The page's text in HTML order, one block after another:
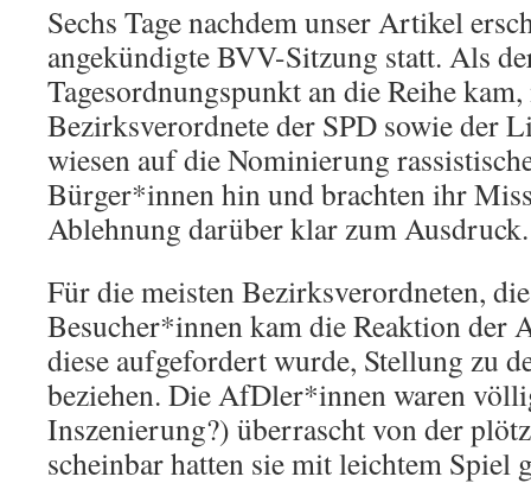
Sechs Tage nachdem unser Artikel
angekündigte BVV-Sitzung statt. Als
Tagesordnungspunkt an die Reihe
Bezirksverordnete der SPD sowie der
wiesen auf die Nominierung
Bürger*innen hin und brachten ihr
Ablehnung darüber klar zum Ausdruck.
Für die meisten Bezirksverordneten,
Besucher*innen kam die Reaktion der
diese aufgefordert wurde, Stellung zu
beziehen. Die AfDler*innen waren
Inszenierung?) überrascht von der
scheinbar hatten sie mit leichtem Spiel